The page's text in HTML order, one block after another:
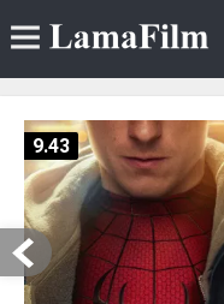
9.43